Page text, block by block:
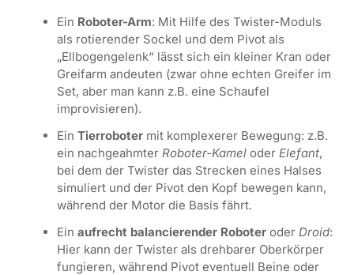
Ein Roboter-Arm: Mit Hilfe des Twister-Moduls
als rotierender Sockel und dem Pivot als
„Ellbogengelenk“ lässt sich ein kleiner Kran oder
Greifarm andeuten (zwar ohne echten Greifer im
Set, aber man kann z.B. eine Schaufel
improvisieren).
Ein Tierrobotermit komplexerer Bewegung: z.B.
ein nachgeahmter Roboter-Kameloder Elefant,
bei dem der Twister das Strecken eines Halses
simuliert und der Pivot den Kopf bewegen kann,
während der Motor die Basis fährt.
Ein aufrecht balancierender Roboteroder Droid:
Hier kann der Twister als drehbarer Oberkörper
fungieren, während Pivot eventuell Beine oder